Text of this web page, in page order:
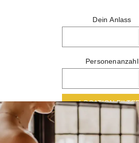
Dein Anlass
Personenanzahl